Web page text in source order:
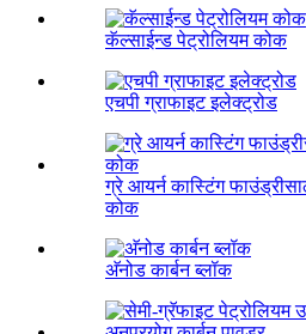
कॅल्साईन्ड पेट्रोलियम कोक
एचपी ग्राफाइट इलेक्ट्रोड
ग्रे आयर्न कास्टिंग
कोक
अ‍ॅनोड कार्बन ब्लॉक